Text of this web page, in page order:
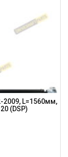
2009, L=1560мм,
(DSP)